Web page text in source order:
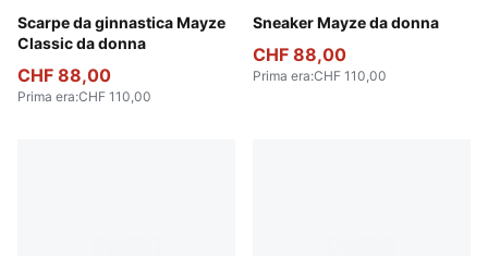
Scarpe da ginnastica Mayze
Classic da donna
Puma Black
CHF 88,00
Prima era:CHF 110,00
Sneaker Mayze da donna
Puma White-Peyote
CHF 88,00
Prima era:CHF 110,00